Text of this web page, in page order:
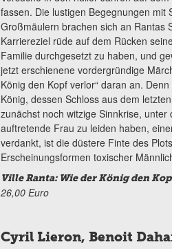
fassen. Die lustigen Begegnungen mit
Großmäulern brachen sich an Rantas
Karriereziel rüde auf dem Rücken
Familie durchgesetzt zu haben, und
jetzt erschienene vordergründige
König den Kopf verlor“ daran an.
König, dessen Schloss aus dem
zunächst noch witzige Sinnkrise,
auftretende Frau zu leiden haben,
verdankt, ist die düstere Finte des
Erscheinungsformen toxischer
Ville Ranta: Wie der König den
26,00 Euro
Cyril Lieron, Benoit